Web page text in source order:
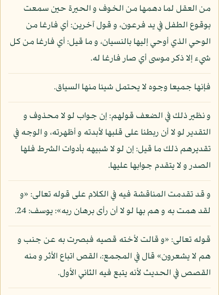
من العقل لما دهمها من الخوف و الحيرة حين سمعت
بوقوع الطفل في يد فرعون، و قول آخرين: أي فارغا من
الوحي الذي أوحي إليها بالنسيان، و ما قيل: أي فارغا من كل
شيء إلا ذكر موسى أي صار فارغا له.
فإنها جميعا وجوه لا يحتمل شيئا منها السياق.
و نظير ذلك في الضعف قولهم: إن جواب لو لا محذوف و
التقدير لو لا أن ربطنا على قلبها لأبدته و أظهرته، و الوجه في
تقديرهم ذلك ما قيل: إن لو لا شبيهه بأدوات الشرط فلها
الصدر و لا يتقدم جوابها عليها.
و قد تقدمت المناقشة فيه في الكلام على قوله تعالى: «و
لقد همت به و هم بها لو لا أن رأى برهان ربه»: يوسف: 24.
قوله تعالى: «و قالت لأخته قصيه فبصرت به عن جنب و
هم لا يشعرون» قال في المجمع:، القص اتباع الأثر و منه
القصص في الحديث لأنه يتبع فيه الثاني الأول.